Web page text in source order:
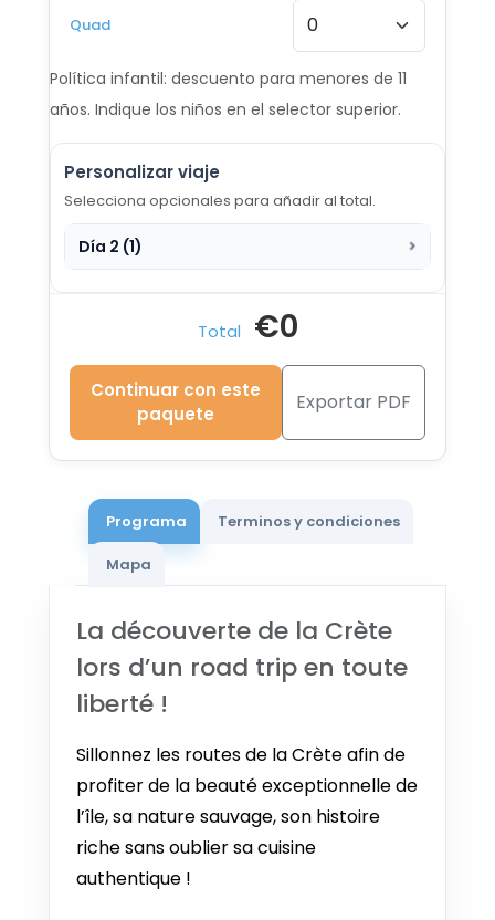
18 AGO - 28 AGO 2026
Desde €988
20 AGO - 30 AGO 2026
Desde €959
Desde €956
22 AGO - 1 SEP 2026
Desde €944
23 AGO - 2 SEP 2026
Desde €941
30 AGO - 9 SEP 2026
31 AGO - 10 SEP 2026
Desde €1.020
3 SEP - 13 SEP 2026
Desde €1.009
4 SEP - 14 SEP 2026
Desde €993
Quad
Política infantil: descuento para menores de 11
años. Indique los niños en el selector superior.
Personalizar viaje
Selecciona opcionales para añadir al total.
Día 2 (1)
Total €0
Continuar con este
paquete
Exportar PDF
Programa Terminos y condiciones
Mapa
La découverte de la Crète
lors d’un road trip en toute
liberté !
Sillonnez les routes de la Crète afin de
profiter de la beauté exceptionnelle de
l’île, sa nature sauvage, son histoire
riche sans oublier sa cuisine
authentique !